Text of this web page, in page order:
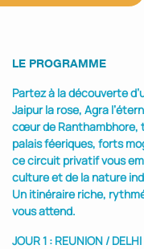
LE PROGRAMME
Partez à la découverte
Jaipur la rose, Agra
cœur de Ranthambhore,
palais féeriques, forts
ce circuit privatif vous
culture et de la nature
Un itinéraire riche,
vous attend.
JOUR 1 : REUNION / DELHI